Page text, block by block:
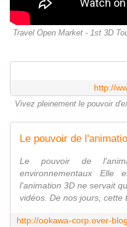
Travel Open Market - 1st 3D
http://
Vivez pleinement le pouvoir
Le pouvoir de
environnementaux Elle
l'animation 3D ne servait
vidéos. De nos jours, cette